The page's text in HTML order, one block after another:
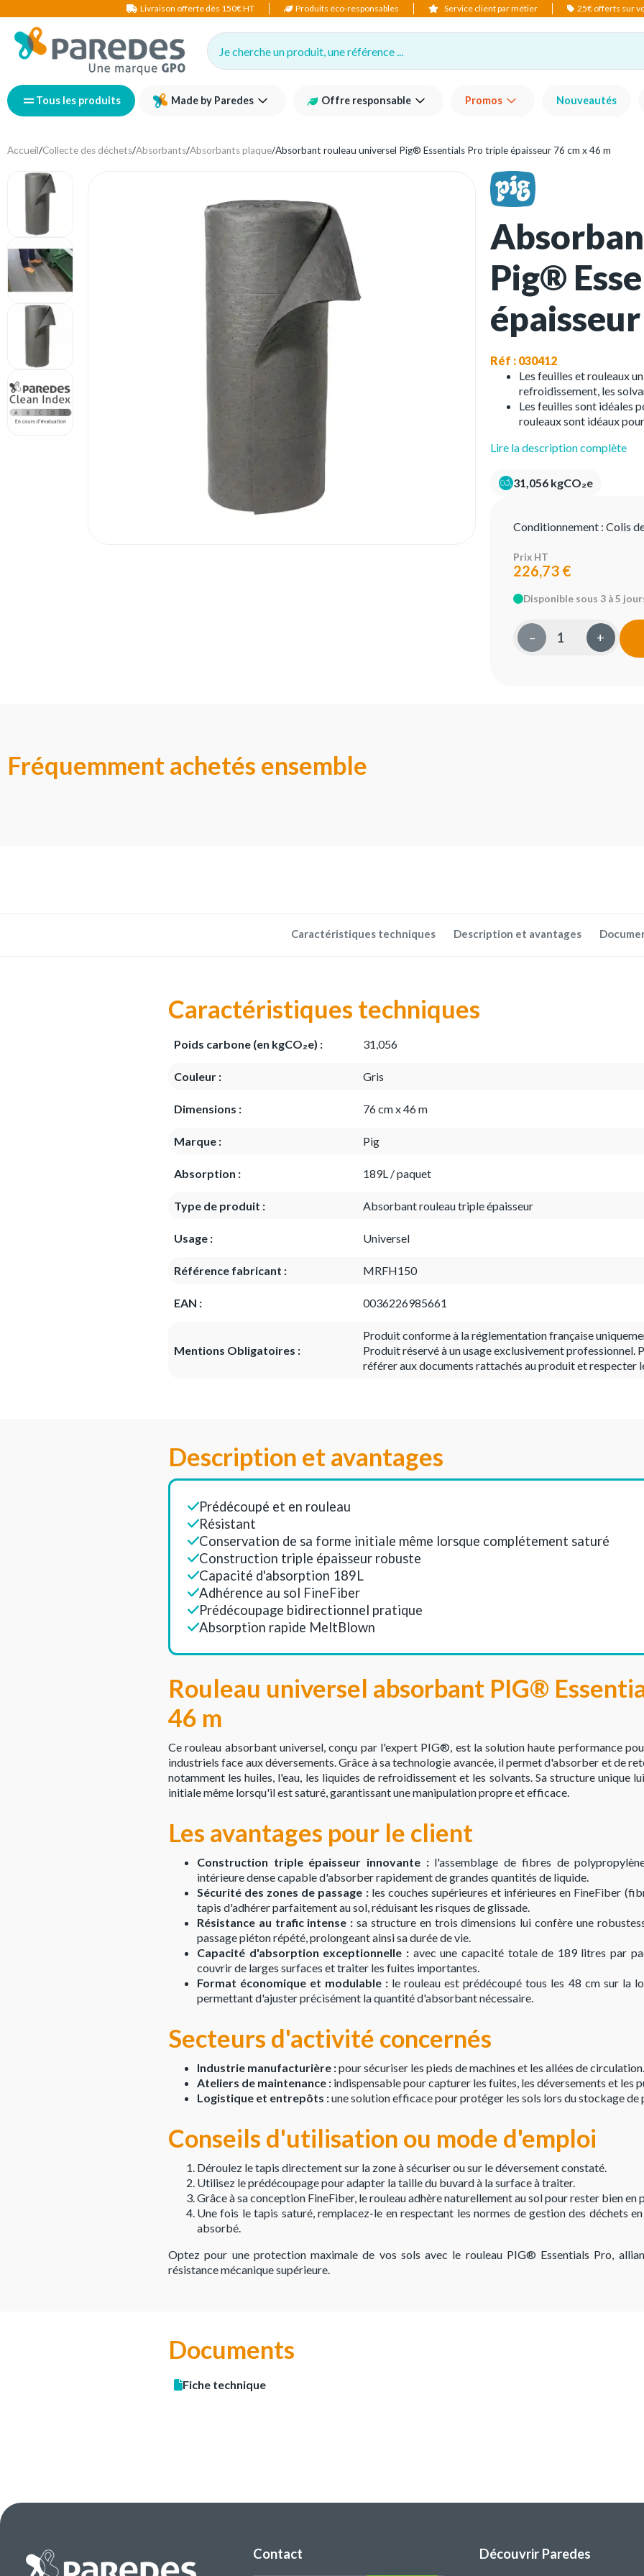
Livraison offerte dès 150€ HT Produits éco-responsables Service client par métier 25€ offerts sur
Je cherche un produit, une référence ...
Tous les produits Made by Paredes Offre responsable Promos Nouveautés
Accueil/Collecte des déchets/Absorbants/Absorbants plaque/Absorbant rouleau universel Pig® Essentials Pro triple épaisseur 76 cm x 46 m
Pig®
Réf : 030412
Les feuilles et rouleaux
refroidissement, les
Les feuilles sont idéales
rouleaux sont idéaux
Lire la description complète
31,056 kgCO₂e
Conditionnement : Colis
Prix HT
226,73 €
Disponible sous 3 à 5
– +
Fréquemment achetés ensemble
Caractéristiques techniques Description et avantages
Caractéristiques techniques
Poids carbone (en kgCO₂e) : 31,056
Couleur : Gris
Dimensions : 76 cm x 46 m
Marque : Pig
Absorption : 189L / paquet
Type de produit : Absorbant rouleau triple épaisseur
Usage : Universel
Référence fabricant : MRFH150
EAN : 0036226985661
Mentions Obligatoires :
Produit conforme à la réglementation française
Produit réservé à un usage exclusivement professionnel.
référer aux documents rattachés au produit et respecter
Description et avantages
Prédécoupé et en rouleau
Résistant
Conservation de sa forme initiale même lorsque complétement saturé
Construction triple épaisseur robuste
Capacité d'absorption 189L
Adhérence au sol FineFiber
Prédécoupage bidirectionnel pratique
Absorption rapide MeltBlown
Rouleau universel absorbant PIG®
46 m
Ce rouleau absorbant universel, conçu par l'expert PIG®, est la solution haute performance
industriels face aux déversements. Grâce à sa technologie avancée, il permet d'absorber et de
notamment les huiles, l'eau, les liquides de refroidissement et les solvants. Sa structure unique
initiale même lorsqu'il est saturé, garantissant une manipulation propre et efficace.
Les avantages pour le client
Construction triple épaisseur innovante :l'assemblage de fibres de
intérieure dense capable d'absorber rapidement de grandes quantités de liquide.
Sécurité des zones de passage :les couches supérieures et inférieures en FineFiber
tapis d'adhérer parfaitement au sol, réduisant les risques de glissade.
Résistance au trafic intense : sa structure en trois dimensions lui confère une
passage piéton répété, prolongeant ainsi sa durée de vie.
Capacité d'absorption exceptionnelle :avec une capacité totale de 189 litres par
couvrir de larges surfaces et traiter les fuites importantes.
Format économique et modulable : le rouleau est prédécoupé tous les 48 cm sur la
permettant d'ajuster précisément la quantité d'absorbant nécessaire.
Secteurs d'activité concernés
Industrie manufacturière :pour sécuriser les pieds de machines et les allées de circulation.
Ateliers de maintenance : indispensable pour capturer les fuites, les déversements et les
Logistique et entrepôts :une solution efficace pour protéger les sols lors du stockage de
Conseils d'utilisation ou mode d'emploi
Déroulez le tapis directement sur la zone à sécuriser ou sur le déversement constaté.
Utilisez le prédécoupage pour adapter la taille du buvard à la surface à traiter.
Grâce à sa conception FineFiber, le rouleau adhère naturellement au sol pour rester bien en
Une fois le tapis saturé, remplacez-le en respectant les normes de gestion des déchets
absorbé.
Optez pour une protection maximale de vos sols avec le rouleau PIG® Essentials Pro,
résistance mécanique supérieure.
Documents
Fiche technique
Contact Découvrir Paredes